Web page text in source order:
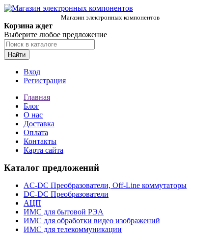
Магазин электронных компонентов
Корзина ждет
Выберите любое предложение
Найти
Вход
Регистрация
Главная
Блог
О нас
Доставка
Оплата
Контакты
Карта сайта
Каталог предложений
AC-DC Преобразователи, Off-Line коммутаторы
DC-DC Преобразователи
АЦП
ИМС для бытовой РЭА
ИМС для обработки видео изображений
ИМС для телекоммуникации